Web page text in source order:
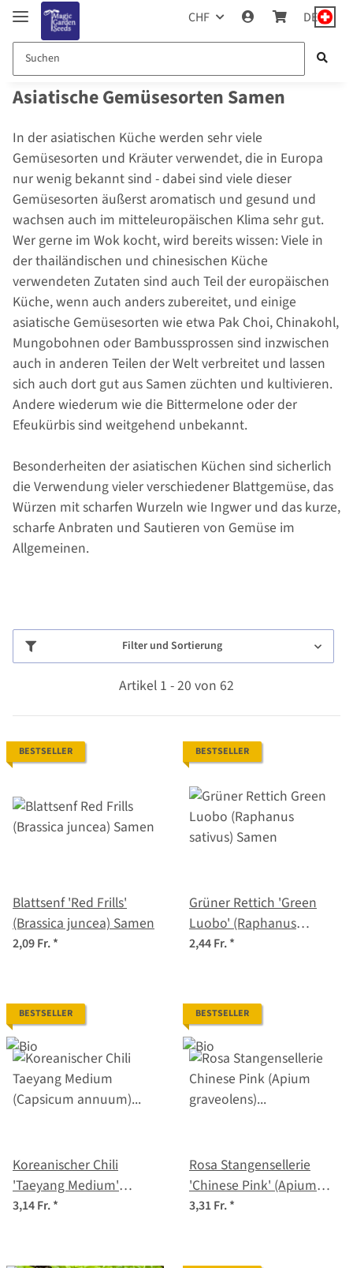
CHF DE
Asiatische Gemüsesorten Samen
In der asiatischen Küche werden sehr viele
Gemüsesorten und Kräuter verwendet, die in Europa
nur wenig bekannt sind - dabei sind viele dieser
Gemüsesorten äußerst aromatisch und gesund und
wachsen auch im mitteleuropäischen Klima sehr gut.
Wer gerne im Wok kocht, wird bereits wissen: Viele in
der thailändischen und chinesischen Küche
verwendeten Zutaten sind auch Teil der europäischen
Küche, wenn auch anders zubereitet, und einige
asiatische Gemüsesorten wie etwa Pak Choi, Chinakohl,
Mungobohnen oder Bambussprossen sind inzwischen
auch in anderen Teilen der Welt verbreitet und lassen
sich auch dort gut aus Samen züchten und kultivieren.
Andere wiederum wie die Bittermelone oder der
Efeukürbis sind weitgehend unbekannt.
Besonderheiten der asiatischen Küchen sind sicherlich
die Verwendung vieler verschiedener Blattgemüse, das
Würzen mit scharfen Wurzeln wie Ingwer und das kurze,
scharfe Anbraten und Sautieren von Gemüse im
Allgemeinen.
Filter und Sortierung
Artikel 1 - 20 von 62
BESTSELLER
Blattsenf 'Red Frills'
(Brassica juncea) Samen
2,09 Fr.*
BESTSELLER
Grüner Rettich 'Green
Luobo' (Raphanus
sativus) Samen
2,44 Fr.*
BESTSELLER
Koreanischer Chili
'Taeyang Medium'
(Capsicum annuum) Bio-
3,14 Fr.*
BESTSELLER
Rosa Stangensellerie
'Chinese Pink' (Apium
graveolens) Bio-Saatgut
3,31 Fr.*